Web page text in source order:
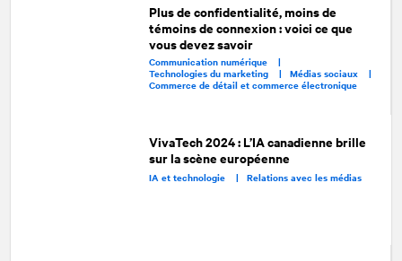
Plus de confidentialité, moins de
témoins de connexion : voici ce que
vous devez savoir
Communication numérique |
Technologies du marketing | Médias sociaux |
Commerce de détail et commerce électronique
VivaTech 2024 : L’IA canadienne brille
sur la scène européenne
IA et technologie |Relations avec les médias